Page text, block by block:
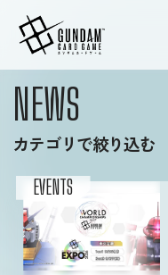
初めての方へ
商品情報
ニュース
NEWS
カテゴリで絞り込む
EVENTS